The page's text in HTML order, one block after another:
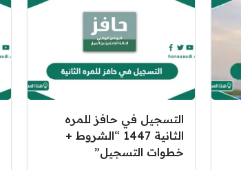
التسجيل في حافز للمره
الثانية 1447 “الشروط +
خطوات التسجيل”